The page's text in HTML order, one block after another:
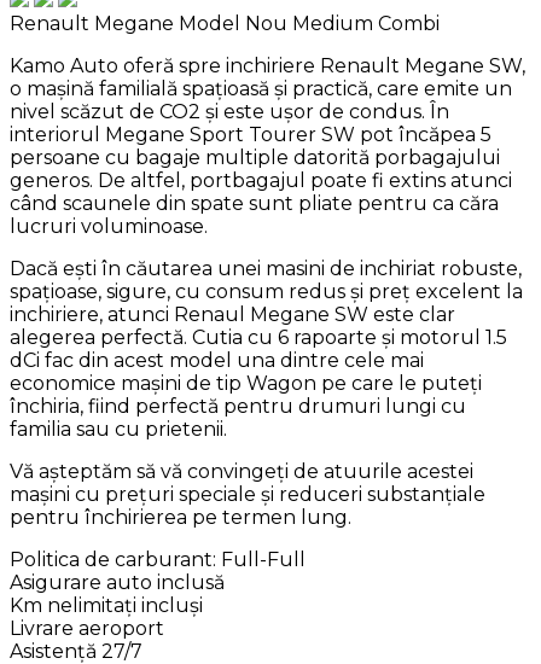
Renault Megane Model Nou Medium Combi
Kamo Auto oferă spre inchiriere Renault Megane SW,
o mașină familială spațioasă și practică, care emite un
nivel scăzut de CO2 și este ușor de condus. În
interiorul Megane Sport Tourer SW pot încăpea 5
persoane cu bagaje multiple datorită porbagajului
generos. De altfel, portbagajul poate fi extins atunci
când scaunele din spate sunt pliate pentru ca căra
lucruri voluminoase.
Dacă ești în căutarea unei masini de inchiriat robuste,
spațioase, sigure, cu consum redus și preț excelent la
inchiriere, atunci Renaul Megane SW este clar
alegerea perfectă. Cutia cu 6 rapoarte și motorul 1.5
dCi fac din acest model una dintre cele mai
economice mașini de tip Wagon pe care le puteți
închiria, fiind perfectă pentru drumuri lungi cu
familia sau cu prietenii.
Vă așteptăm să vă convingeți de atuurile acestei
mașini cu prețuri speciale și reduceri substanțiale
pentru închirierea pe termen lung.
Politica de carburant: Full-Full
Asigurare auto inclusă
Km nelimitați incluși
Livrare aeroport
Asistență 27/7